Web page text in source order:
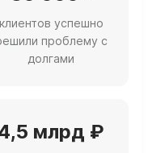
клиентов успешно
проблему с
долгами
млрд ₽